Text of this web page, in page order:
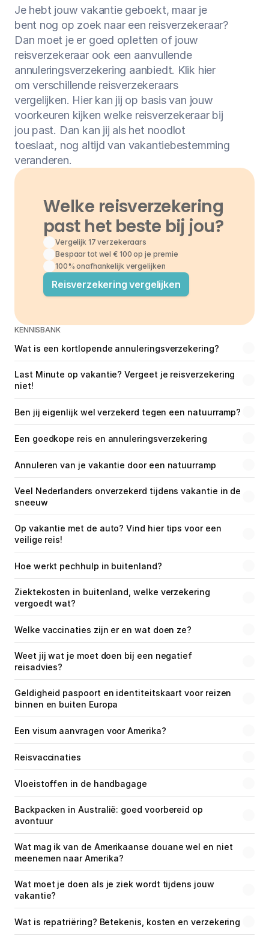
KENNISBANK
Wat is een kortlopende annuleringsverzekering?
Last Minute op vakantie? Vergeet je reisverzekering
niet!
Ben jij eigenlijk wel verzekerd tegen een natuurramp?
Een goedkope reis en annuleringsverzekering
Annuleren van je vakantie door een natuurramp
Veel Nederlanders onverzekerd tijdens vakantie in de
sneeuw
Op vakantie met de auto? Vind hier tips voor een
veilige reis!
Hoe werkt pechhulp in buitenland?
Ziektekosten in buitenland, welke verzekering
vergoedt wat?
Welke vaccinaties zijn er en wat doen ze?
Weet jij wat je moet doen bij een negatief
reisadvies?
Geldigheid paspoort en identiteitskaart voor reizen
binnen en buiten Europa
Een visum aanvragen voor Amerika?
Reisvaccinaties
Vloeistoffen in de handbagage
Backpacken in Australië: goed voorbereid op
avontuur
Wat mag ik van de Amerikaanse douane wel en niet
meenemen naar Amerika?
Wat moet je doen als je ziek wordt tijdens jouw
vakantie?
Wat is repatriëring? Betekenis, kosten en verzekering
Je hebt jouw vakantie geboekt, maar je
bent nog op zoek naar een reisverzekeraar?
Dan moet je er goed opletten of jouw
reisverzekeraar ook een aanvullende
annuleringsverzekering aanbiedt. Klik hier
om verschillende reisverzekeraars
vergelijken. Hier kan jij op basis van jouw
voorkeuren kijken welke reisverzekeraar bij
jou past. Dan kan jij als het noodlot
toeslaat, nog altijd van vakantiebestemming
veranderen.
Welke reisverzekering
past het beste bij jou?
Vergelijk 17 verzekeraars
Bespaar tot wel € 100 op je premie
100% onafhankelijk vergelijken
Reisverzekering vergelijken